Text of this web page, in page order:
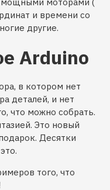
и времени со
другие.
Arduino
в котором нет
деталей, и нет
что можно собрать.
Это новый
Десятки
того, что